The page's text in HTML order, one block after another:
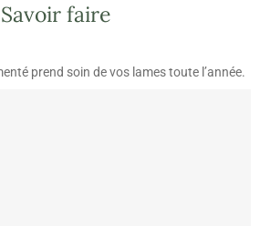
Savoir faire
prend soin de vos lames toute l’année.